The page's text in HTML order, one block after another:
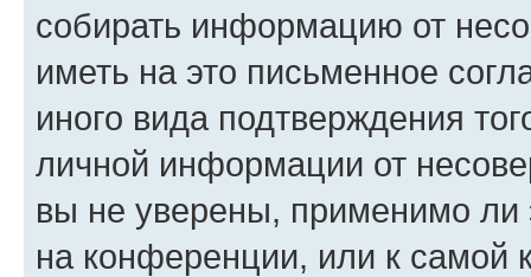
собирать информацию от
иметь на это письменное
иного вида подтверждения
личной информации от
вы не уверены, применимо ли
на конференции, или к самой